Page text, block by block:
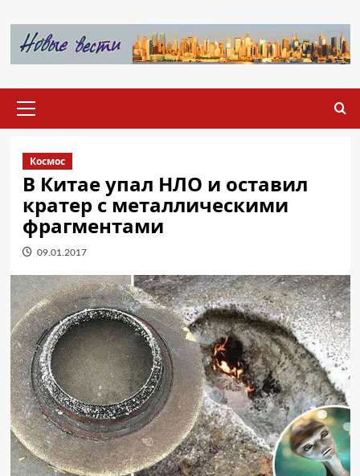
содержимому
меню
Космос
В Китае упал НЛО и оставил
кратер с металлическими
фрагментами
09.01.2017